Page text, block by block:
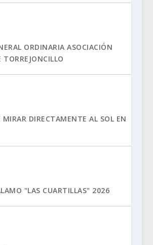
ORDINARIA ASOCIACIÓN
TORREJONCILLO
MIRAR DIRECTAMENTE AL SOL EN
"LAS CUARTILLAS" 2026